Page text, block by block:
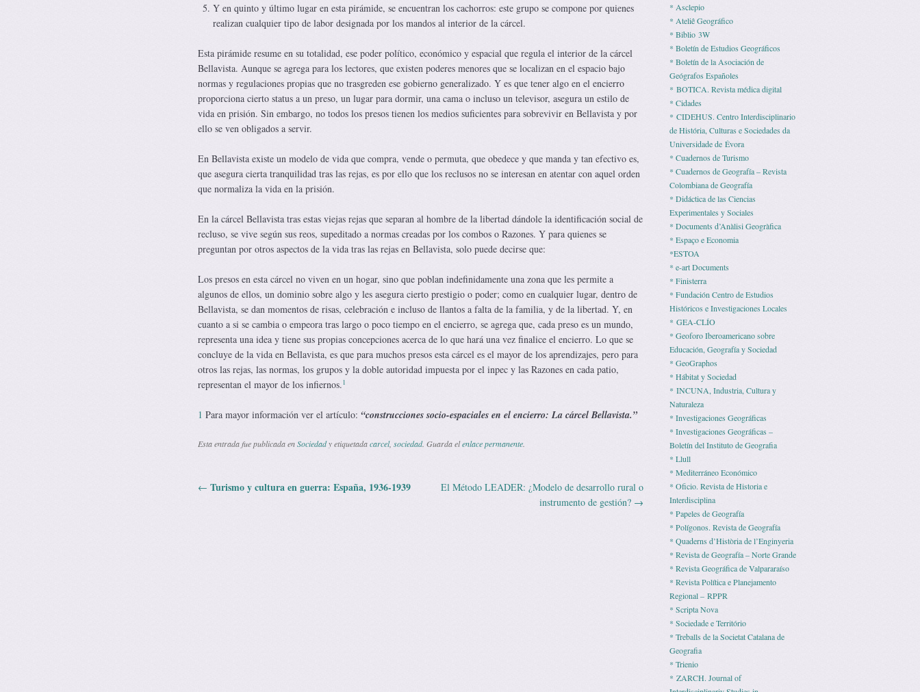
Y en quinto y último lugar en esta pirámide, se encuentran los cachorros: este grupo se compone por quienes
realizan cualquier tipo de labor designada por los mandos al interior de la cárcel.
Esta pirámide resume en su totalidad, ese poder político, económico y espacial que regula el interior de la cárcel
Bellavista. Aunque se agrega para los lectores, que existen poderes menores que se localizan en el espacio bajo
normas y regulaciones propias que no trasgreden ese gobierno generalizado. Y es que tener algo en el encierro
proporciona cierto status a un preso, un lugar para dormir, una cama o incluso un televisor, asegura un estilo de
vida en prisión. Sin embargo, no todos los presos tienen los medios suficientes para sobrevivir en Bellavista y por
ello se ven obligados a servir.
En Bellavista existe un modelo de vida que compra, vende o permuta, que obedece y que manda y tan efectivo es,
que asegura cierta tranquilidad tras las rejas, es por ello que los reclusos no se interesan en atentar con aquel orden
que normaliza la vida en la prisión.
En la cárcel Bellavista tras estas viejas rejas que separan al hombre de la libertad dándole la identificación social de
recluso, se vive según sus reos, supeditado a normas creadas por los combos o Razones. Y para quienes se
preguntan por otros aspectos de la vida tras las rejas en Bellavista, solo puede decirse que:
Los presos en esta cárcel no viven en un hogar, sino que poblan indefinidamente una zona que les permite a
algunos de ellos, un dominio sobre algo y les asegura cierto prestigio o poder; como en cualquier lugar, dentro de
Bellavista, se dan momentos de risas, celebración e incluso de llantos a falta de la familia, y de la libertad. Y, en
cuanto a si se cambia o empeora tras largo o poco tiempo en el encierro, se agrega que, cada preso es un mundo,
representa una idea y tiene sus propias concepciones acerca de lo que hará una vez finalice el encierro. Lo que se
concluye de la vida en Bellavista, es que para muchos presos esta cárcel es el mayor de los aprendizajes, pero para
otros las rejas, las normas, los grupos y la doble autoridad impuesta por el inpec y las Razones en cada patio,
representan el mayor de los infiernos.1
1 Para mayor información ver el artículo: “construcciones socio-espaciales en el encierro: La cárcel Bellavista.”
Esta entrada fue publicada enSociedady etiquetadacarcel, sociedad. Guarda elenlace permanente.
Navegación de entradas
← Turismo y cultura en guerra: España, 1936-1939
El Método LEADER: ¿Modelo de desarrollo rural o
instrumento de gestión? →
* Asclepio
* Ateliê Geográfico
* Biblio 3W
* Boletín de Estudios Geográficos
* Boletín de la Asociación de
Geógrafos Españoles
* BOTICA. Revista médica digital
* Cidades
* CIDEHUS. Centro Interdisciplinario
de História, Culturas e Sociedades da
Universidade de Évora
* Cuadernos de Turismo
* Cuadernos de Geografía – Revista
Colombiana de Geografía
* Didáctica de las Ciencias
Experimentales y Sociales
* Documents d’Anàlisi Geogràfica
* Espaço e Economia
*ESTOA
* e-art Documents
* Finisterra
* Fundación Centro de Estudios
Históricos e Investigaciones Locales
* GEA-CLÍO
* Geoforo Iberoamericano sobre
Educación, Geografía y Sociedad
* GeoGraphos
* Hábitat y Sociedad
* INCUNA, Industria, Cultura y
Naturaleza
* Investigaciones Geográficas
* Investigaciones Geográficas –
Boletín del Instituto de Geografia
* Llull
* Mediterráneo Económico
* Ofi­cio. Revista de His­to­ria e
Interdisciplina
* Pape­les de Geografía
* Polígonos. Revista de Geografía
* Quaderns d’Història de l’Enginyeria
* Revista de Geografía – Norte Grande
* Revista Geográfica de Valpararaíso
* Revista Polí­tica e Pla­ne­ja­mento
Regio­nal – RPPR
* Scripta Nova
* Sociedade e Território
* Treballs de la Societat Catalana de
Geografia
* Trienio
* ZARCH. Journal of